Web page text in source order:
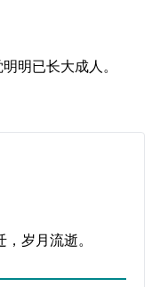
明已长大成人。
岁月流逝。